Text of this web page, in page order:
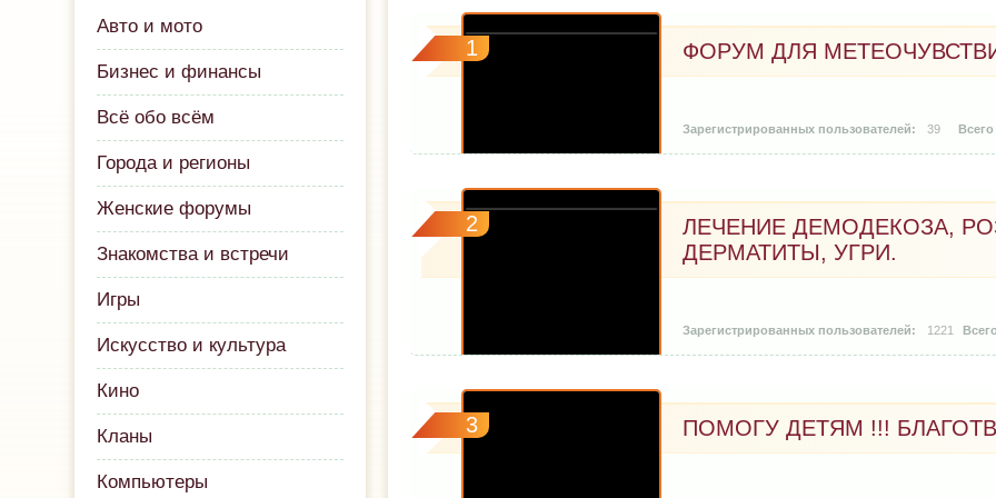
Авто и мото
Бизнес и финансы
Всё обо всём
Города и регионы
Женские форумы
Знакомства и встречи
Игры
Искусство и культура
Кино
Кланы
Компьютеры
1 ФОРУМ ДЛЯ
39
2
ЛЕЧЕНИЕ ДЕМОДЕКОЗА,
ДЕРМАТИТЫ, УГРИ.
1221
3 ПОМОГУ ДЕТЯМ !!!